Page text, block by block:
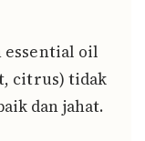
essential oil
citrus) tidak
dan jahat.